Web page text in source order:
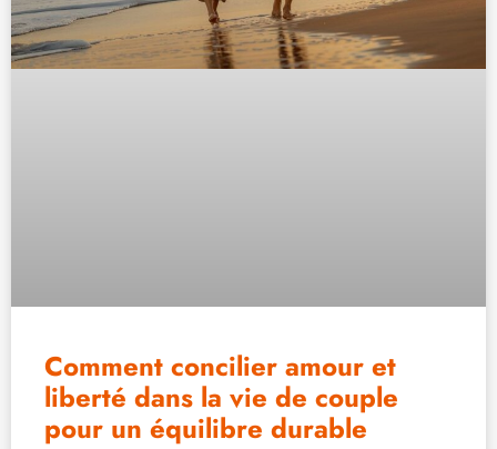
Comment concilier amour et
liberté dans la vie de couple
pour un équilibre durable